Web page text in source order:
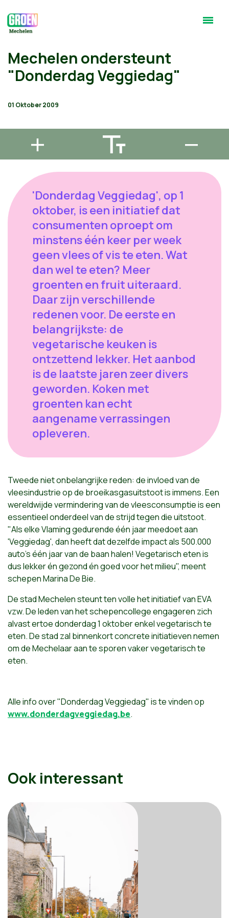
Mechelen ondersteunt
"Donderdag Veggiedag"
01 Oktober 2009
'Donderdag Veggiedag', op 1
oktober, is een initiatief dat
consumenten oproept om
minstens één keer per week
geen vlees of vis te eten. Wat
dan wel te eten? Meer
groenten en fruit uiteraard.
Daar zijn verschillende
redenen voor. De eerste en
belangrijkste: de
vegetarische keuken is
ontzettend lekker. Het aanbod
is de laatste jaren zeer divers
geworden. Koken met
groenten kan echt
aangename verrassingen
opleveren.
Tweede niet onbelangrijke reden: de invloed van de
vleesindustrie op de broeikasgasuitstoot is immens. Een
wereldwijde vermindering van de vleesconsumptie is een
essentieel onderdeel van de strijd tegen die uitstoot.
"Als elke Vlaming gedurende één jaar meedoet aan
'Veggiedag', dan heeft dat dezelfde impact als 500.000
auto's één jaar van de baan halen! Vegetarisch eten is
dus lekker én gezond én goed voor het milieu", meent
schepen Marina De Bie.
De stad Mechelen steunt ten volle het initiatief van EVA
vzw. De leden van het schepencollege engageren zich
alvast ertoe donderdag 1 oktober enkel vegetarisch te
eten. De stad zal binnenkort concrete initiatieven nemen
om de Mechelaar aan te sporen vaker vegetarisch te
eten.
Alle info over "Donderdag Veggiedag" is te vinden op
www.donderdagveggiedag.be.
Ook interessant